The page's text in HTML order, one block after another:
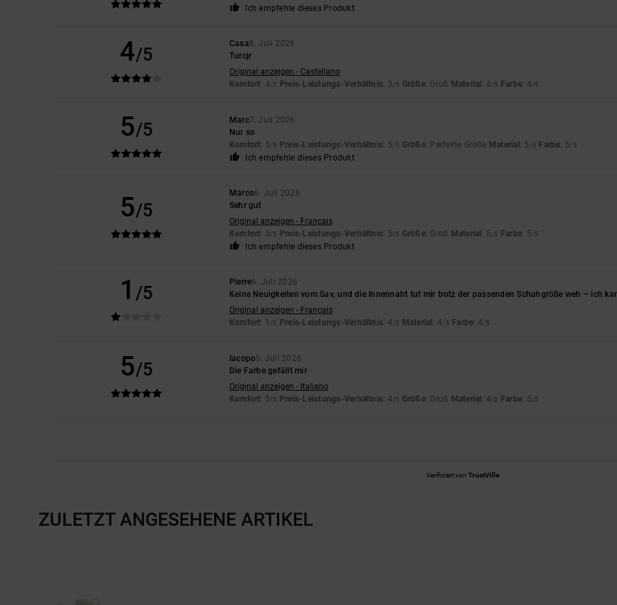
Ich empfehle dieses Produkt
4/5
Casa8. Juli 2026
Turcjr
Original anzeigen - Castellano
Komfort: 4/5 Preis-Leistungs-Verhältnis: 3/5 Größe: Groß Material : 4/5 Farbe: 4/5
5/5 Marc7. Juli 2026
Nur so
Komfort: 5/5 Preis-Leistungs-Verhältnis: 5/5 Größe: Perfekte Größe Material : 5 /5 Farbe: 5/5
Ich empfehle dieses Produkt
5/5
Marco6. Juli 2026
Sehr gut
Original anzeigen - Français
Komfort: 5/5 Preis-Leistungs-Verhältnis: 5/5 Größe: Groß Material : 5/5 Farbe: 5/5
Ich empfehle dieses Produkt
1 /5
Pierre6. Juli 2026
Keine Neuigkeiten vom Sav, und die Innennaht tut mir trotz der passenden Schuhgröße weh – ich
Original anzeigen - Français
Komfort: 1 /5 Preis-Leistungs-Verhältnis: 4/5 Material : 4/5 Farbe: 4/5
5/5
Iacopo5. Juli 2026
Die Farbe gefällt mir
Original anzeigen - Italiano
Komfort: 5/5 Preis-Leistungs-Verhältnis: 4/5 Größe: Groß Material : 4/5 Farbe: 5/5
Verifiziert von TrustVille
ZULETZT ANGESEHENE ARTIKEL